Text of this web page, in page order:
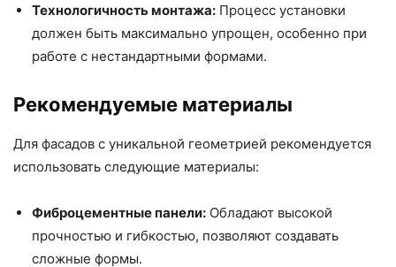
Технологичность монтажа: Процесс установки
должен быть максимально упрощен, особенно при
работе с нестандартными формами.
Рекомендуемые материалы
Для фасадов с уникальной геометрией рекомендуется
использовать следующие материалы:
Фиброцементные панели: Обладают высокой
прочностью и гибкостью, позволяют создавать
сложные формы.